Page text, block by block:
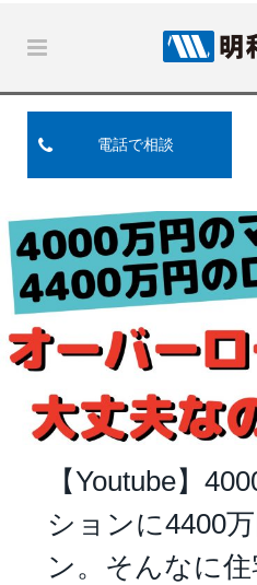
電話で相談
【Youtube】
ションに4400
ン。そんなに